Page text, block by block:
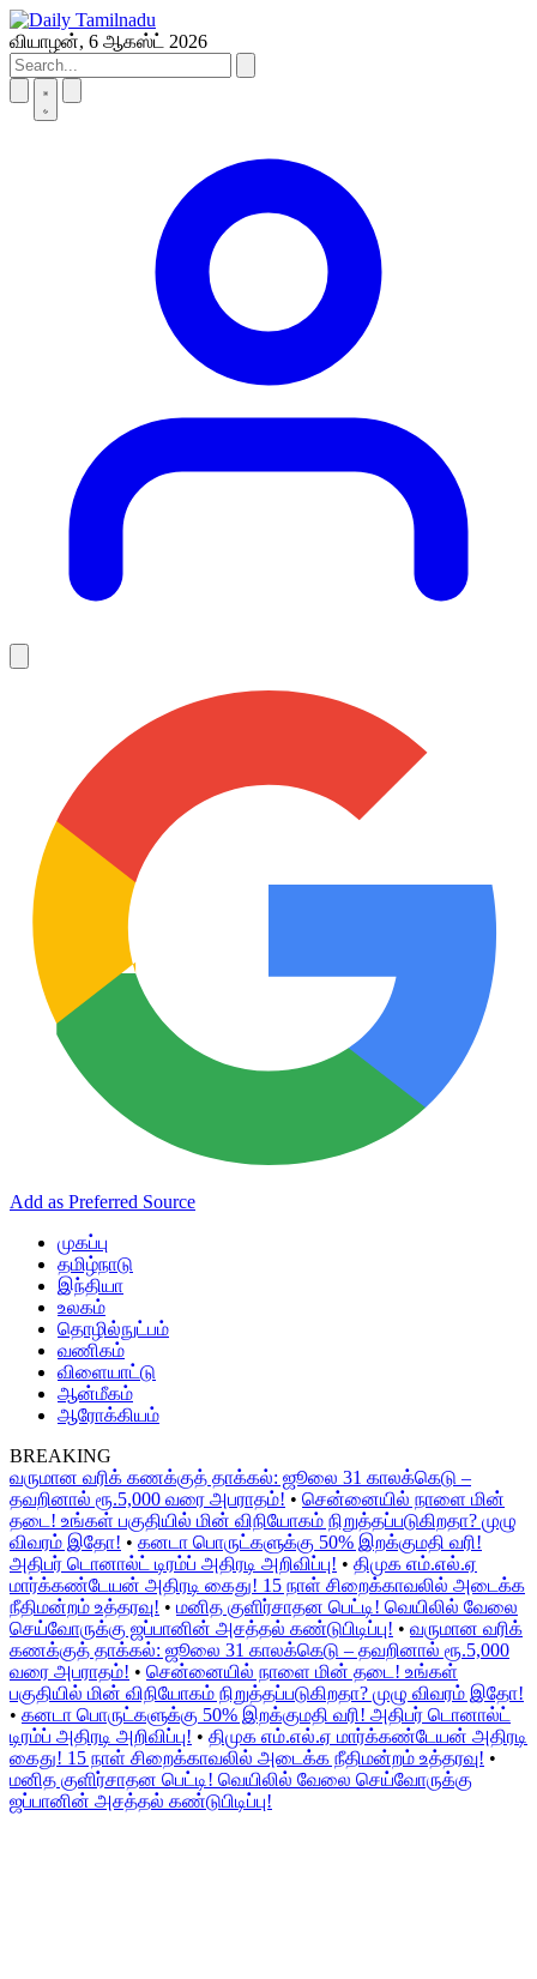
Skip
to
content
வியாழன், 6 ஆகஸ்ட் 2026
Add as Preferred Source
முகப்பு
தமிழ்நாடு
இந்தியா
உலகம்
தொழில்நுட்பம்
வணிகம்
விளையாட்டு
ஆன்மீகம்
ஆரோக்கியம்
BREAKING
வருமான வரிக் கணக்குத் தாக்கல்: ஜூலை 31 காலக்கெடு –
தவறினால் ரூ.5,000 வரை அபராதம்! • சென்னையில் நாளை மின்
தடை! உங்கள் பகுதியில் மின் விநியோகம் நிறுத்தப்படுகிறதா? முழு
விவரம் இதோ! • கனடா பொருட்களுக்கு 50% இறக்குமதி வரி!
அதிபர் டொனால்ட் டிரம்ப் அதிரடி அறிவிப்பு! • திமுக எம்.எல்.ஏ
மார்க்கண்டேயன் அதிரடி கைது! 15 நாள் சிறைக்காவலில் அடைக்க
நீதிமன்றம் உத்தரவு! • மனித குளிர்சாதன பெட்டி! வெயிலில் வேலை
செய்வோருக்கு ஜப்பானின் அசத்தல் கண்டுபிடிப்பு! • வருமான வரிக்
கணக்குத் தாக்கல்: ஜூலை 31 காலக்கெடு – தவறினால் ரூ.5,000
வரை அபராதம்! • சென்னையில் நாளை மின் தடை! உங்கள்
பகுதியில் மின் விநியோகம் நிறுத்தப்படுகிறதா? முழு விவரம் இதோ!
• கனடா பொருட்களுக்கு 50% இறக்குமதி வரி! அதிபர் டொனால்ட்
டிரம்ப் அதிரடி அறிவிப்பு! • திமுக எம்.எல்.ஏ மார்க்கண்டேயன் அதிரடி
கைது! 15 நாள் சிறைக்காவலில் அடைக்க நீதிமன்றம் உத்தரவு! •
மனித குளிர்சாதன பெட்டி! வெயிலில் வேலை செய்வோருக்கு
ஜப்பானின் அசத்தல் கண்டுபிடிப்பு!